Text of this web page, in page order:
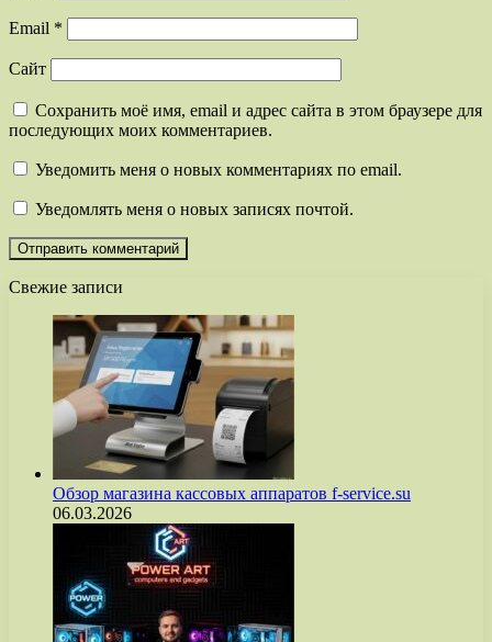
Email *
Сайт
Сохранить моё имя, email и адрес сайта в этом браузере для
последующих моих комментариев.
Уведомить меня о новых комментариях по email.
Уведомлять меня о новых записях почтой.
Свежие записи
Обзор магазина кассовых аппаратов f-service.su
06.03.2026